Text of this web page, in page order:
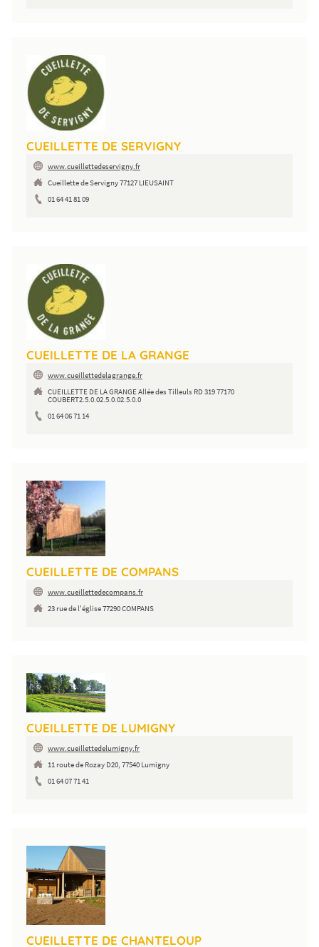
CUEILLETTE DE SERVIGNY
www.cueillettedeservigny.fr
Cueillette de Servigny 77127 LIEUSAINT
01 64 41 81 09
CUEILLETTE DE LA GRANGE
www.cueillettedelagrange.fr
CUEILLETTE DE LA GRANGE Allée des Tilleuls RD 319 77170
COUBERT2.5.0.02.5.0.02.5.0.0
01 64 06 71 14
CUEILLETTE DE COMPANS
www.cueillettedecompans.fr
23 rue de l'église 77290 COMPANS
CUEILLETTE DE LUMIGNY
www.cueillettedelumigny.fr
11 route de Rozay D20, 77540 Lumigny
01 64 07 71 41
CUEILLETTE DE CHANTELOUP